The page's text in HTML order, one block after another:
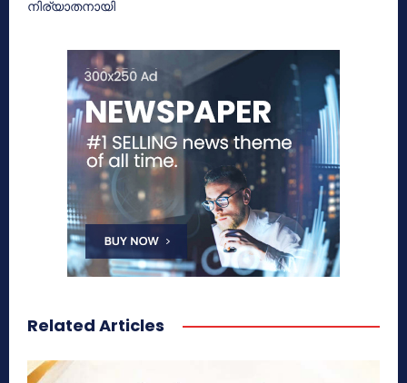
നിര്യാതനായി
Related Articles